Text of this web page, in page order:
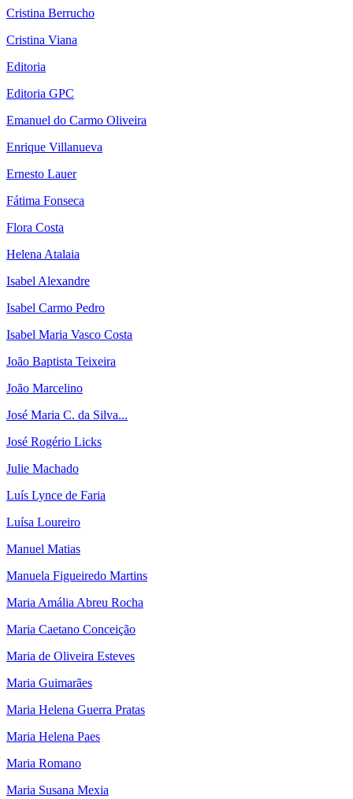
Cristina Berrucho
Cristina Viana
Editoria
Editoria GPC
Emanuel do Carmo Oliveira
Enrique Villanueva
Ernesto Lauer
Fátima Fonseca
Flora Costa
Helena Atalaia
Isabel Alexandre
Isabel Carmo Pedro
Isabel Maria Vasco Costa
João Baptista Teixeira
João Marcelino
José Maria C. da Silva...
José Rogério Licks
Julie Machado
Luís Lynce de Faria
Luísa Loureiro
Manuel Matias
Manuela Figueiredo Martins
Maria Amália Abreu Rocha
Maria Caetano Conceição
Maria de Oliveira Esteves
Maria Guimarães
Maria Helena Guerra Pratas
Maria Helena Paes
Maria Romano
Maria Susana Mexia